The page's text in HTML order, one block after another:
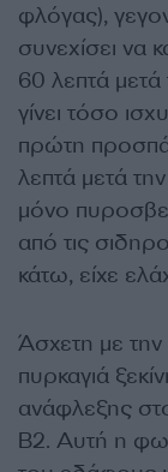
φλόγας),
συνεχίσει να
60 λεπτά
γίνει τόσο
πρώτη
λεπτά μετά
μόνο
από τις
κάτω, είχε
Άσχετη με την
πυρκαγιά
ανάφλεξης
Β2. Αυτή η